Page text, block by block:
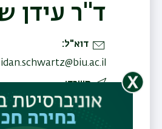
ד"ר עידן
דוא"ל
idan.schwartz@biu.ac.il
משרד
בניין 503 חדר 213
תחומי עניין